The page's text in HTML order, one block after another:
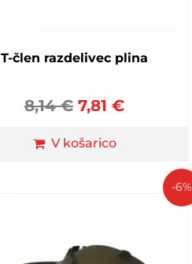
T-člen razdelivec plina
8,14€7,81 €
V košarico
-6%